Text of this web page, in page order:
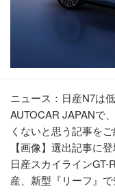
ニュース：日産N7は
AUTOCAR JAPANで
くないと思う記事を
【画像】選出記事に
日産スカイラインGT-
産、新型『リーフ』